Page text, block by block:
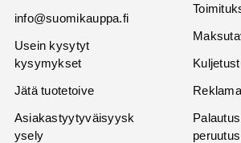
info@suomikauppa.fi
Usein kysytyt
kysymykset
Jätä tuotetoive
Asiakastyytyväisyysk
ysely
peruutus